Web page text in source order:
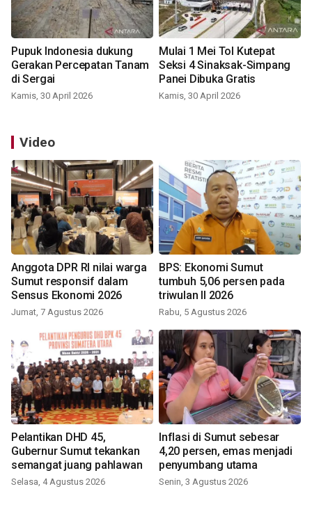
Pupuk Indonesia dukung
Gerakan Percepatan Tanam
di Sergai
Kamis, 30 April 2026
Mulai 1 Mei Tol Kutepat
Seksi 4 Sinaksak-Simpang
Panei Dibuka Gratis
Kamis, 30 April 2026
Video
Anggota DPR RI nilai warga
Sumut responsif dalam
Sensus Ekonomi 2026
Jumat, 7 Agustus 2026
BPS: Ekonomi Sumut
tumbuh 5,06 persen pada
triwulan II 2026
Rabu, 5 Agustus 2026
Pelantikan DHD 45,
Gubernur Sumut tekankan
semangat juang pahlawan
Selasa, 4 Agustus 2026
Inflasi di Sumut sebesar
4,20 persen, emas menjadi
penyumbang utama
Senin, 3 Agustus 2026